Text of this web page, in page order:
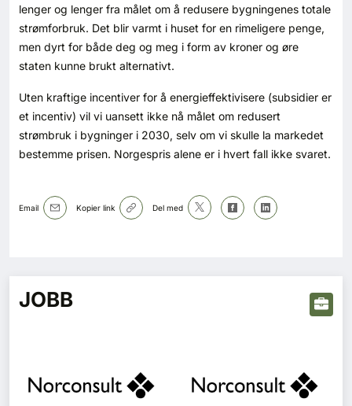
lenger og lenger fra målet om å redusere bygningenes totale
strømforbruk. Det blir varmt i huset for en rimeligere penge,
men dyrt for både deg og meg i form av kroner og øre
staten kunne brukt alternativt.
Uten kraftige incentiver for å energieffektivisere (subsidier er
et incentiv) vil vi uansett ikke nå målet om redusert
strømbruk i bygninger i 2030, selv om vi skulle la markedet
bestemme prisen. Norgespris alene er i hvert fall ikke svaret.
Email Kopier link Del med
JOBB